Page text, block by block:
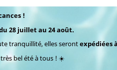
!
28 juillet au 24 août.
tranquillité, elles serontexpédiées
bel été à tous ! ☀️